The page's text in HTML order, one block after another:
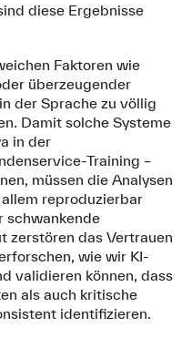
diese Ergebnisse
Faktoren wie
überzeugender
der Sprache zu völlig
Damit solche Systeme
in der
Training –
müssen die Analysen
reproduzierbar
schwankende
zerstören das Vertrauen
wie wir KI-
validieren können, dass
als auch kritische
identifizieren.